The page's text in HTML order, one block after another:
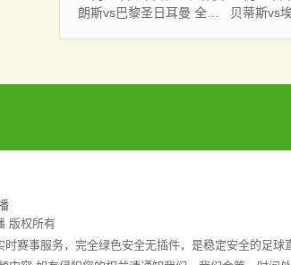
朗斯vs巴黎圣日耳曼 全场
贝蒂斯vs
版权所有
赛事服务，完全绿色安全无插件，是稳定安全的足球